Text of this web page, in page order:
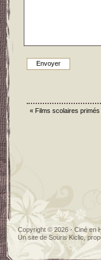
« Films scolaires primés
Copyright © 2026 - Ciné en
Un site de Souris Kiclic,